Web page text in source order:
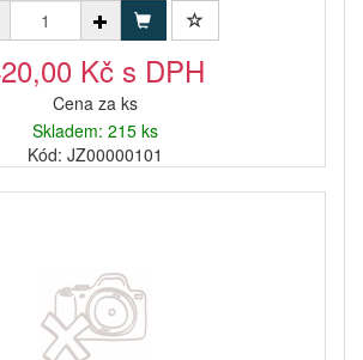
Kč s DPH
Cena za ks
Skladem: 215 ks
Kód: JZ00000101